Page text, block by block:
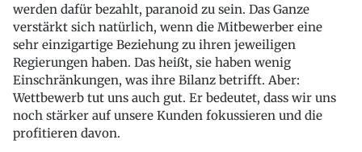
werden dafür bezahlt, paranoid zu sein. Das Ganze
verstärkt sich natürlich, wenn die Mitbewerber eine
sehr einzigartige Beziehung zu ihren jeweiligen
Regierungen haben. Das heißt, sie haben wenig
Einschränkungen, was ihre Bilanz betrifft. Aber:
Wettbewerb tut uns auch gut. Er bedeutet, dass wir uns
noch stärker auf unsere Kunden fokussieren und die
profitieren davon.